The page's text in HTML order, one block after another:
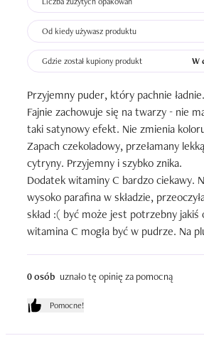
Od kiedy używasz produktu
Gdzie został kupiony produkt W
Przyjemny puder, który pachnie ładnie.
Fajnie zachowuje się na twarzy - nie
taki satynowy efekt. Nie zmienia
Zapach czekoladowy, przełamany
cytryny. Przyjemny i szybko znika.
Dodatek witaminy C bardzo ciekawy.
wysoko parafina w składzie,
skład :( być może jest potrzebny jakiś
witamina C mogła być w pudrze. Na
0 osób uznało tę opinię za pomocną
Pomocne!